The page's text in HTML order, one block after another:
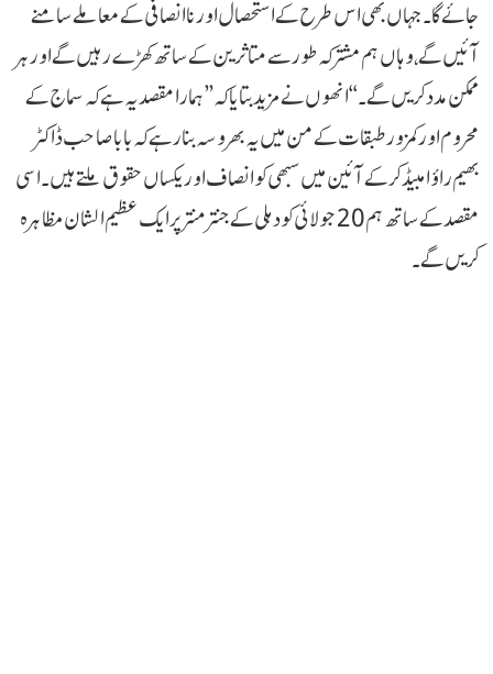
جائے گا۔ جہاں بھی اس طرح کے استحصال اور ناانصافی کے معاملے سامنے
آئیں گے، وہاں ہم مشترکہ طور سے متاثرین کے ساتھ کھڑے رہیں گے اور ہر
ممکن مدد کریں گے۔‘‘ انھوں نے مزید بتایا کہ ’’ہمارا مقصد یہ ہے کہ سماج کے
محروم اور کمزور طبقات کے من میں یہ بھروسہ بنا رہے کہ بابا صاحب ڈاکٹر
بھیم راؤ امبیڈکر کے آئین میں سبھی کو انصاف اور یکساں حقوق ملتے ہیں۔ اسی
مقصد کے ساتھ ہم 20 جولائی کو دہلی کے جنتر منتر پر ایک عظیم الشان مظاہرہ
کریں گے۔